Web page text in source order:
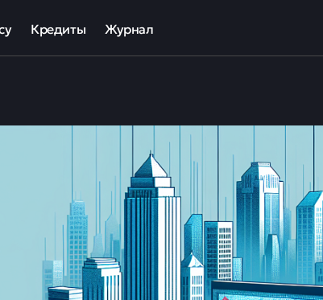
и кредиторов
программы кредитования для бизнеса
Кредиты
Кредиты под залог авто
Кредиты под залог недвижимости
Кредиты с плохой КИ
Кредиты без справок
Журнал